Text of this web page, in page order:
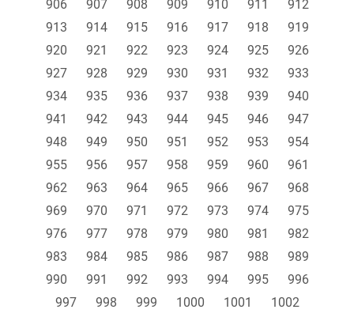
906
907 908 909 910 911
912
913
914 915 916 917 918
919
920
921 922 923 924 925
926
927
928 929 930 931 932
933
934
935 936 937 938 939
940
941
942 943 944 945 946
947
948
949 950 951 952 953
954
955
956 957 958 959 960
961
962
963 964 965 966 967
968
969
970 971 972 973 974
975
976
977 978 979 980 981
982
983
984 985 986 987 988
989
990
991 992 993 994 995
996
997
998 999 1000 1001
1002